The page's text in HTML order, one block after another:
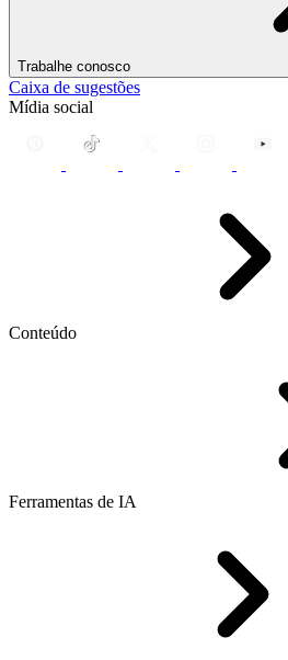
Trabalhe conosco
Caixa de sugestões
Mídia social
Conteúdo
Ferramentas de IA